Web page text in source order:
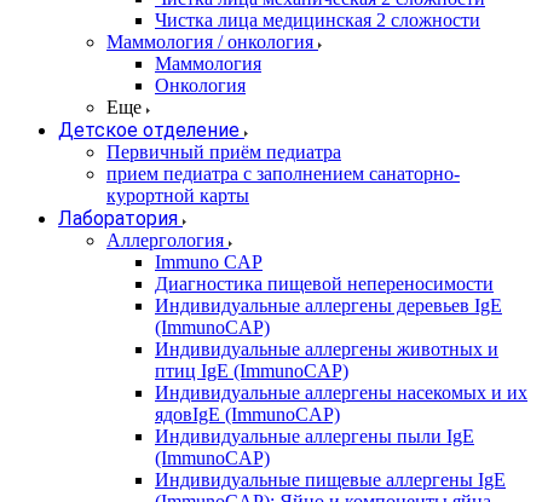
Чистка лица медицинская 2 сложности
Маммология / онкология
Маммология
Онкология
Еще
Детское отделение
Первичный приём педиатра
прием педиатра с заполнением санаторно-
курортной карты
Лаборатория
Аллергология
Immuno CAP
Диагностика пищевой непереносимости
Индивидуальные аллергены деревьев IgE
(ImmunoCAP)
Индивидуальные аллергены животных и
птиц IgE (ImmunoCAP)
Индивидуальные аллергены насекомых и их
ядовIgE (ImmunoCAP)
Индивидуальные аллергены пыли IgE
(ImmunoCAP)
Индивидуальные пищевые аллергены IgE